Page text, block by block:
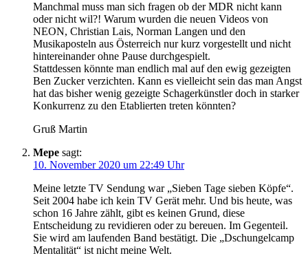
Manchmal muss man sich fragen ob der MDR nicht kann
oder nicht wil?! Warum wurden die neuen Videos von
NEON, Christian Lais, Norman Langen und den
Musikaposteln aus Österreich nur kurz vorgestellt und nicht
hintereinander ohne Pause durchgespielt.
Stattdessen könnte man endlich mal auf den ewig gezeigten
Ben Zucker verzichten. Kann es vielleicht sein das man Angst
hat das bisher wenig gezeigte Schagerkünstler doch in starker
Konkurrenz zu den Etablierten treten könnten?
Gruß Martin
Mepe sagt:
10. November 2020 um 22:49 Uhr
Meine letzte TV Sendung war „Sieben Tage sieben Köpfe“.
Seit 2004 habe ich kein TV Gerät mehr. Und bis heute, was
schon 16 Jahre zählt, gibt es keinen Grund, diese
Entscheidung zu revidieren oder zu bereuen. Im Gegenteil.
Sie wird am laufenden Band bestätigt. Die „Dschungelcamp
Mentalität“ ist nicht meine Welt.